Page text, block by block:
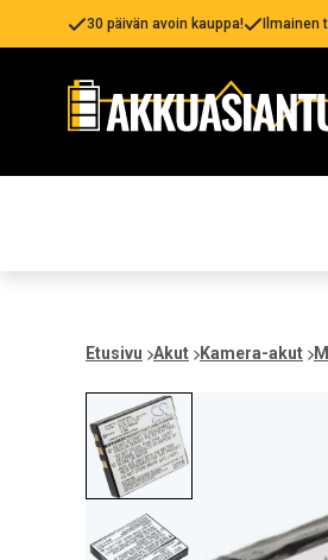
30 päivän avoin kauppa!
Etusivu Akut Kamera-akut